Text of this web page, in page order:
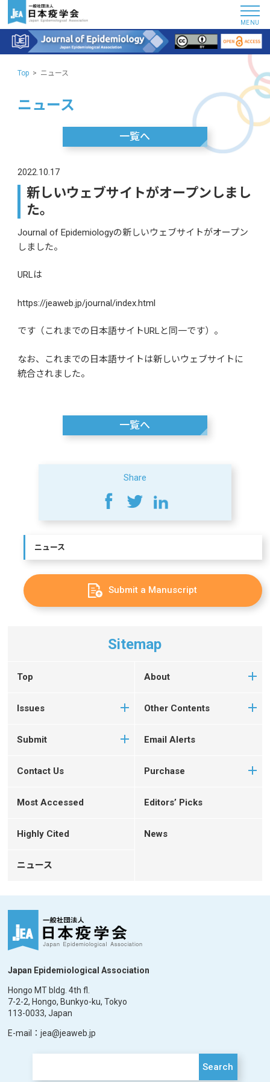
MENU
ニュース
Submit a Manuscript
Top ニュース
ニュース
一覧へ
2022.10.17
新しいウェブサイトがオープンしまし
た。
Journal of Epidemiologyの新しいウェブサイトがオープン
しました。
URLは
https://jeaweb.jp/journal/index.html
です（これまでの日本語サイトURLと同一です）。
なお、これまでの日本語サイトは新しいウェブサイトに
統合されました。
一覧へ
Share
Sitemap
Top About
Issues Other Contents
Submit Email Alerts
Contact Us Purchase
Most Accessed Editors’ Picks
Highly Cited News
ニュース
Japan Epidemiological Association
Hongo MT bldg. 4th fl.
7-2-2, Hongo, Bunkyo-ku, Tokyo
113-0033, Japan
E-mail：jea@jeaweb.jp
Search